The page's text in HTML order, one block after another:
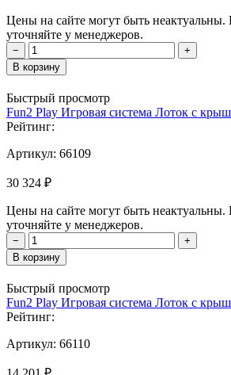
Цены на сайте могут быть
уточняйте у менеджеров.
−
+
В корзину
Быстрый просмотр
Fun2 Play Игровая система Лоток с
Рейтинг:
Артикул: 66109
30 324 ₽
Цены на сайте могут быть
уточняйте у менеджеров.
−
+
В корзину
Быстрый просмотр
Fun2 Play Игровая система Лоток с
Рейтинг:
Артикул: 66110